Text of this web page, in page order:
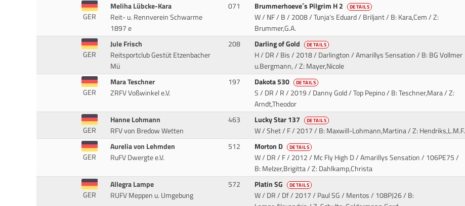
GER
Meliha Lübcke-Kara
Reit- u. Rennverein Schwarme
1897 e
071 Brummerhoeve´s Pilgrim H 2 DETAILS
W / NF / B / 2008 / Tunja's Eduard / Briljant/ B: Kara,Cem / Z:
Brummer,G.A.
GER
Jule Frisch
Reitsportclub Gestüt Etzenbacher
Mü
208 Darling of Gold DETAILS
H / DR / Bis / 2018 / Darlington / Amarillys Sensation/ B: BG Vollmer
u.Bergmann, / Z: Mayer,Nicole
GER
Mara Teschner
ZRFV Voßwinkel e.V.
197 Dakota 530 DETAILS
S / DR / R / 2019 / Danny Gold / Top Pepino/ B: Teschner,Mara / Z:
Arndt,Theodor
GER
Hanne Lohmann
RFV von Bredow Wetten
463 Lucky Star 137 DETAILS
W / Shet / F / 2017/ B: Maxwill-Lohmann,Martina / Z: Hendriks,L.M.F.
GER
Aurelia von Lehmden
RuFV Dwergte e.V.
512 Morton D DETAILS
W / DR / F / 2012 / Mc Fly High D / Amarillys Sensation/ 106PE75 /
B: Melzer,Brigitta / Z: Dahlkamp,Christa
GER
Allegra Lampe
RUFV Meppen u. Umgebung
572 Platin SG DETAILS
W / DR / Df / 2017 / Paul SG / Mentos/ 108PJ26 / B: